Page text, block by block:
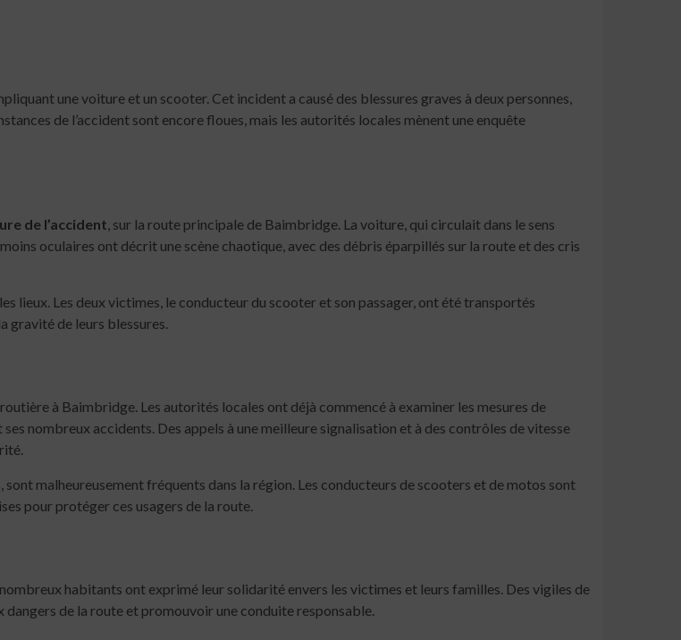
une voiture et un scooter. Cet incident a causé des blessures graves à deux personnes,
de l’accident sont encore floues, mais les autorités locales mènent une enquête
de l’accident , sur la route principale de Baimbridge. La voiture, qui circulait dans le sens
oculaires ont décrit une scène chaotique, avec des débris éparpillés sur la route et des cris
lieux. Les deux victimes, le conducteur du scooter et son passager, ont été transportés
gravité de leurs blessures.
à Baimbridge. Les autorités locales ont déjà commencé à examiner les mesures de
nombreux accidents. Des appels à une meilleure signalisation et à des contrôles de vitesse
malheureusement fréquents dans la région. Les conducteurs de scooters et de motos sont
pour protéger ces usagers de la route.
habitants ont exprimé leur solidarité envers les victimes et leurs familles. Des vigiles de
de la route et promouvoir une conduite responsable.